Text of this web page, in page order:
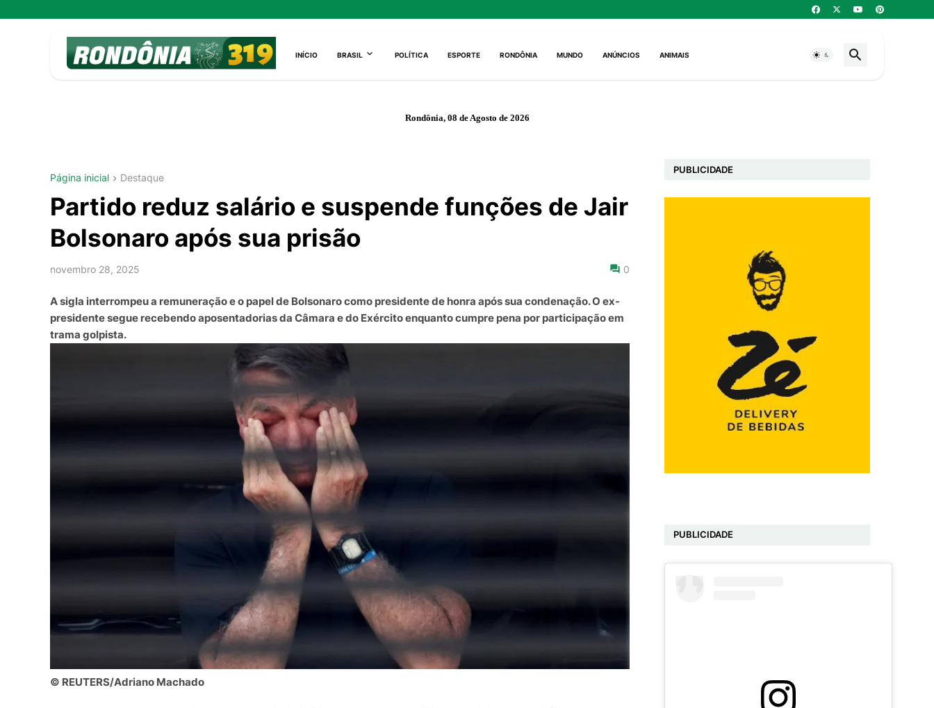
INÍCIO BRASIL POLÍTICA ESPORTE RONDÔNIA MUNDO ANÚNCIOS ANIMAIS
Rondônia, 08 de Agosto de 2026
Página inicial Destaque
Partido reduz salário e suspende funções de Jair
Bolsonaro após sua prisão
novembro 28, 2025 0
A sigla interrompeu a remuneração e o papel de Bolsonaro como presidente de honra após sua condenação. O ex-
presidente segue recebendo aposentadorias da Câmara e do Exército enquanto cumpre pena por participação em
trama golpista.
© REUTERS/Adriano Machado
PUBLICIDADE
PUBLICIDADE